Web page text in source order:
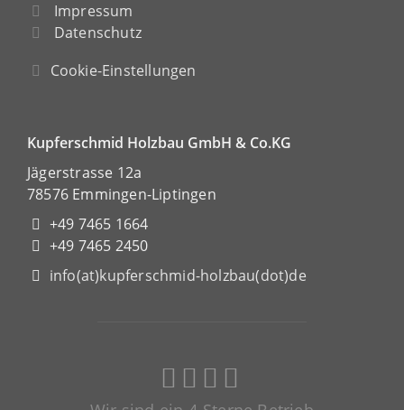
Impressum
Datenschutz
Cookie-Einstellungen
Kupferschmid Holzbau GmbH & Co.KG
Jägerstrasse 12a
78576 Emmingen-Liptingen
+49 7465 1664
+49 7465 2450
info(at)kupferschmid-holzbau(dot)de